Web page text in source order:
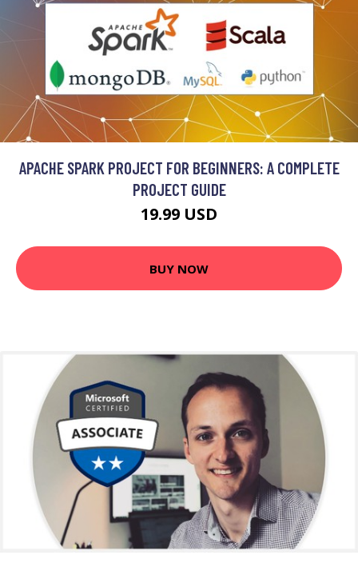
APACHE SPARK PROJECT FOR BEGINNERS: A COMPLETE
PROJECT GUIDE
19.99 USD
BUY NOW